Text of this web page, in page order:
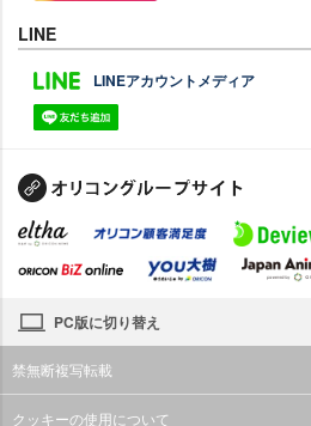
LINE
LINEアカウントメディア
PC版に切り替え
禁無断複写転載
クッキーの使用について